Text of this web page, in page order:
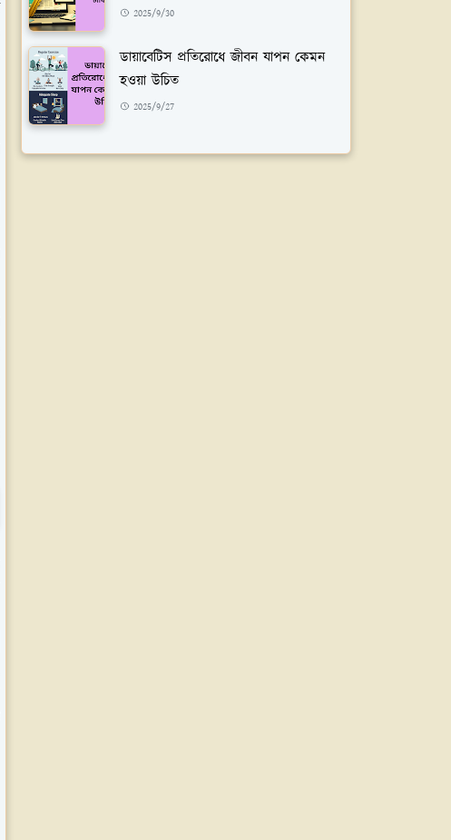
2025/9/30
ডায়াবেটিস প্রতিরোধে জীবন যাপন কেমন
হওয়া উচিত
2025/9/27